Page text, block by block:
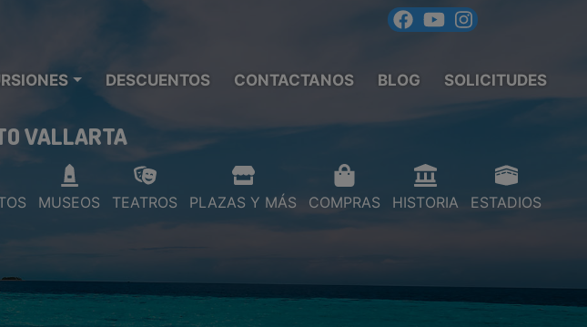
DESCUENTOS CONTACTANOS BLOG SOLICITUDES
VALLARTA
MUSEOS TEATROS PLAZAS Y MÁS COMPRAS HISTORIA ESTADIOS